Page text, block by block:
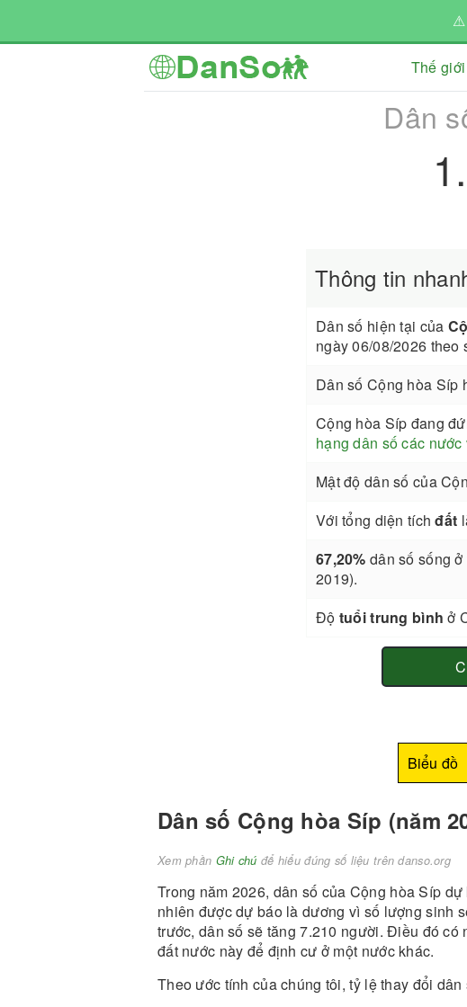
⚠
Thế giới
Dân
Thông tin
Dân số hiện tại của
ngày 06/08/2026
Dân số Cộng hòa Síp
Cộng hòa Síp đang
hạng dân số các
Mật độ dân số của
Với tổng diện tíchđất
67,20% dân số sống
2019).
Độ tuổi trung bình ở
Biểu đồ
Dân số Cộng hòa Síp (năm
Xem phần Ghi chú để hiểu đúng số liệu trên danso.org
Trong năm 2026, dân số của Cộng hòa Síp
nhiên được dự báo là dương vì số lượng sinh
trước, dân số sẽ tăng 7.210 người. Điều đó
đất nước này để định cư ở một nước khác.
Theo ước tính của chúng tôi, tỷ lệ thay đổi